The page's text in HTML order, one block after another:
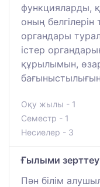
функцияларды,
оның белгілерін
органдары
істер
құрылымын,
Оқу жылы - 1
Семестр - 1
Несиелер - 3
Ғылыми зерттеу
Пән білім